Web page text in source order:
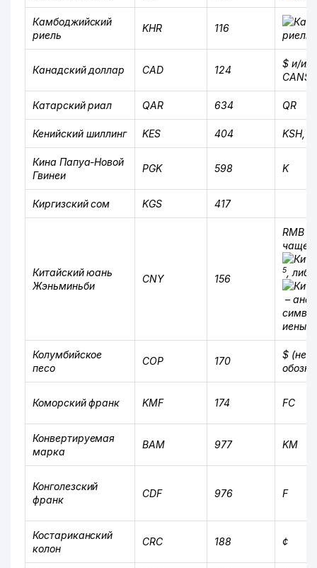
Камбоджийский
риель
KHR 116
Канадский доллар CAD 124
$ и/
CAN$
Катарский риал QAR 634 QR
Кенийский шиллинг KES 404 KSH,
Кина Папуа-Новой
Гвинеи
PGK 598 K
Киргизский сом KGS 417
Китайский юань
Жэньминьби
CNY 156
RMB
чаще
5,
–
иены
Колумбийское
песо
COP 170
$ (
Коморский франк KMF 174 FC
Конвертируемая
марка
BAM 977 KM
Конголезский
франк
CDF 976 F
Костариканский
колон
CRC 188 ¢